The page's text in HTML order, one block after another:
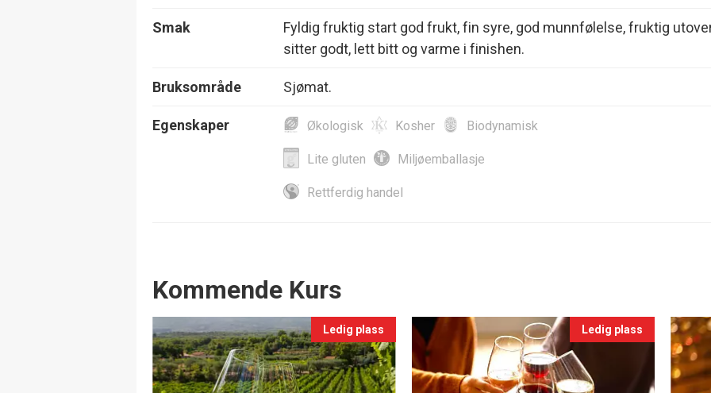
Smak
Fyldig fruktig start god frukt, fin syre, god munnfølelse, fruktig
sitter godt, lett bitt og varme i finishen.
Bruksområde Sjømat.
Egenskaper Økologisk Kosher Biodynamisk
Lite gluten Miljøemballasje
Rettferdig handel
Events
Kommende Kurs
Ledig plass Ledig plass